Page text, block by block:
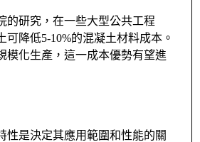
的研究，在一些大型公共工程
可降低5-10%的混凝土材料成本。
模化生產，這一成本優勢有望進
性是決定其應用範圍和性能的關